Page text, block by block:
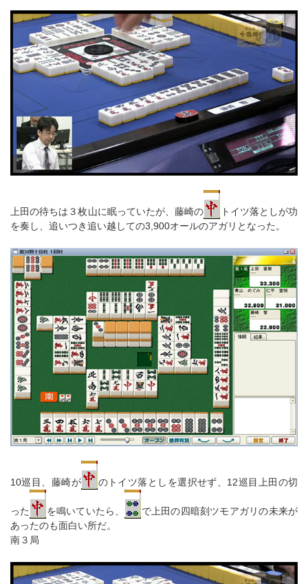
上田の待ちは３枚山に眠っていたが、藤崎の
トイツ落としが功
を奏し、追いつき追い越しての3,900オールのアガリとなった。
10巡目、藤崎が のトイツ落としを選択せず、12巡目上田の切
った を鳴いていたら、
で上田の四暗刻ツモアガリの未来が
あったのも面白い所だ。
南３局